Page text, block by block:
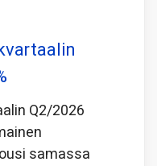
Q2/2026
samassa